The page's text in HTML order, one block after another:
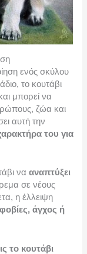
ενός σκύλου
το κουτάβι
μπορεί να
ζώα και
αυτή την
του για
νααναπτύξει
σε νέους
η έλλειψη
φοβίες, άγχος ή
το κουτάβι